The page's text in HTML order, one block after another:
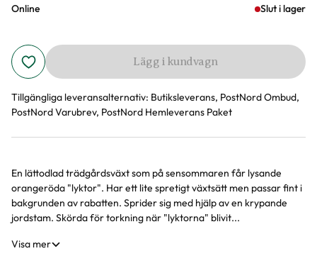
Online Slut i lager
Lägg i kundvagn
Tillgängliga leveransalternativ: Butiksleverans, PostNord Ombud,
PostNord Varubrev, PostNord Hemleverans Paket
Produktinformation
En lättodlad trädgårdsväxt som på sensommaren får lysande
orangeröda "lyktor". Har ett lite spretigt växtsätt men passar fint i
bakgrunden av rabatten. Sprider sig med hjälp av en krypande
jordstam. Skörda för torkning när "lyktorna" blivit...
Visa mer